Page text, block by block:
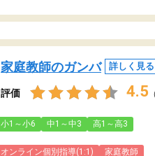
家庭教師のガンバ 詳しく見る
評価 4.5
小1～小6 中1～中3 高1～高3
オンライン個別指導(1:1) 家庭教師